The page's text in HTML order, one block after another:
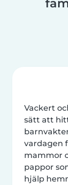
Vackert
sätt att
vardagen
mammor
pappor
hjälp